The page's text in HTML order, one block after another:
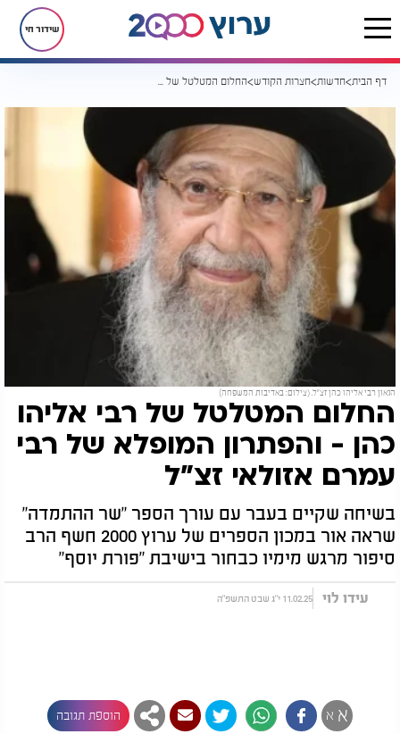
שידור חי
דף הבית חדשות חצרות הקודש החלום המטלטל של רבי אליהו כהן - והפתרון המופלא של רבי עמרם אזולאי זצ"ל
הגאון רבי אליהו כהן זצ"ל. (צילום: באדיבות המשפחה)
החלום המטלטל של רבי אליהו
כהן - והפתרון המופלא של רבי
עמרם אזולאי זצ"ל
בשיחה שקיים בעבר עם עורך הספר "שר ההתמדה"
שראה אור במכון הספרים של ערוץ 2000 חשף הרב
סיפור מרגש מימיו כבחור בישיבת "פורת יוסף"
עידו לוי 11.02.25 י"ג שבט התשפ"ה
א א הוספת תגובה